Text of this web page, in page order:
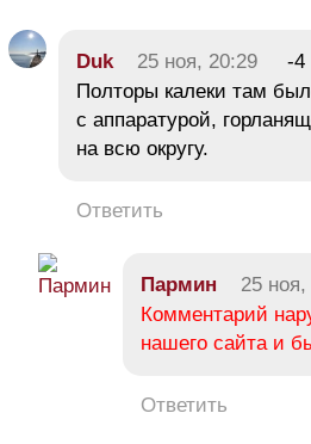
Duk 25 ноя, 20:29
-4
Полторы калеки там
с аппаратурой,
на всю округу.
Ответить
Пармин
25
Комментарий
нашего сайта и
Ответить